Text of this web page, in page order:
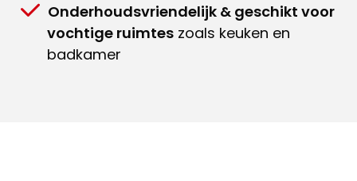
Onderhoudsvriendelijk & geschikt voor
vochtige ruimtes zoals keuken en
badkamer